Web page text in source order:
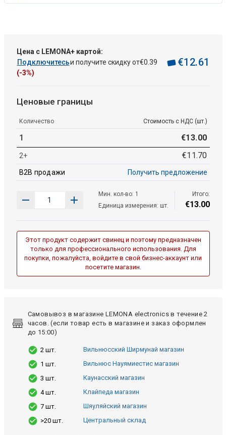
Цена с LEMONA+ картой:
Подключитесьи получите скидку от€0 39
(-3%)
€12.61
Ценовые границы
Количество Стоимость с НДС (шт.)
1 €13.00
2+ €11.70
B2B продажи Получить предложение
Мин. кол-во: 1
Единица измерения: шт.
Итого:
€13.00
Этот продукт содержит свинец и поэтому предназначен
только для профессионального использования. Для
покупки, пожалуйста, войдите в свой бизнес-аккаунт или
посетите магазин.
Самовывоз в магазине LEMONA electronics в течение 2
часов. (если товар есть в магазине и заказ оформлен
до 15:00)
2 шт.
Вильнюсский Ширмунай магазин
1 шт.
Вильнюс Науямиестис магазин
3 шт.
Каунасский магазин
4 шт.
Клайпеда магазин
7 шт.
Шяуляйский магазин
>20 шт.
Центральный склад